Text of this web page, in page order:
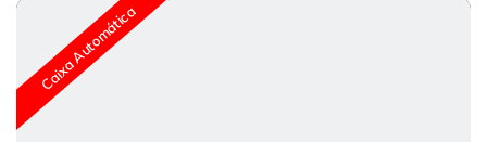
Caixa Automática